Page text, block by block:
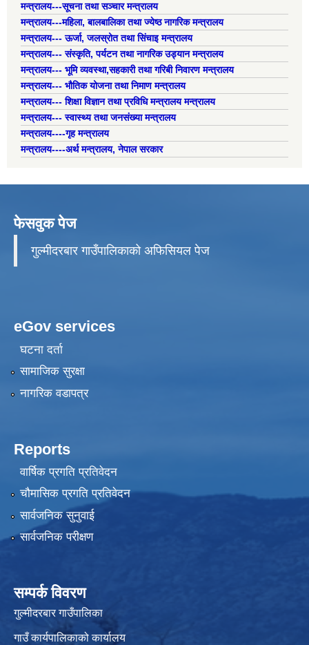
मन्त्रालय---सूचना तथा सञ्चार मन्त्रालय
मन्त्रालय---महिला, बालबालिका तथा ज्येष्ठ नागरिक मन्त्रालय
मन्त्रालय--- ऊर्जा, जलस्रोत तथा सिंचाइ मन्त्रालय
मन्त्रालय--- संस्कृति, पर्यटन तथा नागरिक उड्यान मन्त्रालय
मन्त्रालय--- भूमि व्यवस्था,सहकारी तथा गरिबी निवारण मन्त्रालय
मन्त्रालय--- भौतिक योजना तथा निमाण मन्त्रालय
मन्त्रालय--- शिक्षा विज्ञान तथा प्रविधि मन्त्रालय मन्त्रालय
मन्त्रालय--- स्वास्थ्य तथा जनसंख्या मन्त्रालय
मन्त्रालय----गृह मन्त्रालय
मन्त्रालय----अर्थ मन्त्रालय, नेपाल सरकार
फेसवुक पेज
गुल्मीदरबार गाउँपालिकाको अफिसियल पेज
eGov services
घटना दर्ता
सामाजिक सुरक्षा
नागरिक वडापत्र
Reports
वार्षिक प्रगति प्रतिवेदन
चौमासिक प्रगति प्रतिवेदन
सार्वजनिक सुनुवाई
सार्वजनिक परीक्षण
सम्पर्क विवरण
गुल्मीदरबार गाउँपालिका
गाउँ कार्यपालिकाको कार्यालय